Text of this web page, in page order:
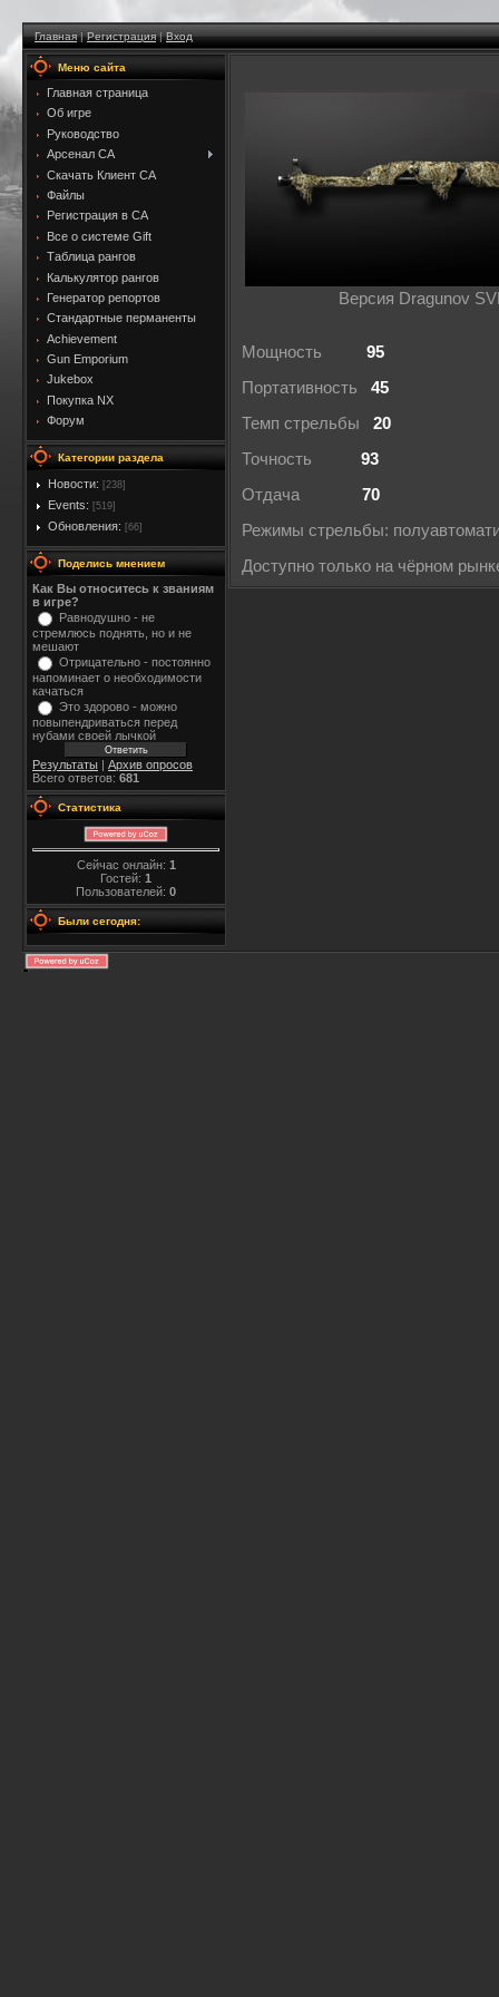
Главная|Регистрация|Вход
Меню сайта
Главная страница
Об игре
Руководство
Арсенал CA
Скачать Клиент CA
Файлы
Регистрация в CA
Все о системе Gift
Таблица рангов
Калькулятор рангов
Генератор репортов
Стандартные перманенты
Achievement
Gun Emporium
Jukebox
Покупка NX
Форум
Категории раздела
Новости: [238]
Events: [519]
Обновления: [66]
Поделись мнением
Как Вы относитесь к званиям
в игре?
Равнодушно - не
стремлюсь поднять, но и не
мешают
Отрицательно - постоянно
напоминает о необходимости
качаться
Это здорово - можно
повыпендриваться перед
нубами своей лычкой
Результаты | Архив опросов
Всего ответов: 681
Статистика
Сейчас онлайн: 1
Гостей: 1
Пользователей: 0
Были сегодня:
Версия Dragunov
Мощность 95
Портативность 45
Темп стрельбы 20
Точность 93
Отдача 70
Режимы стрельбы:
Доступно только на чёрном